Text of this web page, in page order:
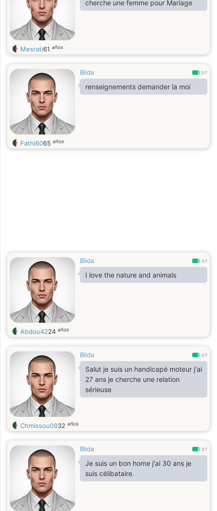
cherche une femme pour Mariage
Mesrati61 años
Blida 0.7
renseignements demander la moi
Fathi6065 años
Blida 0.7
I love the nature and animals
Abdou4224 años
Blida 0.7
Salut je suis un handicapé moteur j'ai
27 ans je cherche une relation
sérieuse
Chmissou0932 años
Blida 0.7
Je suis un bon home j'ai 30 ans je
suis célibataire.